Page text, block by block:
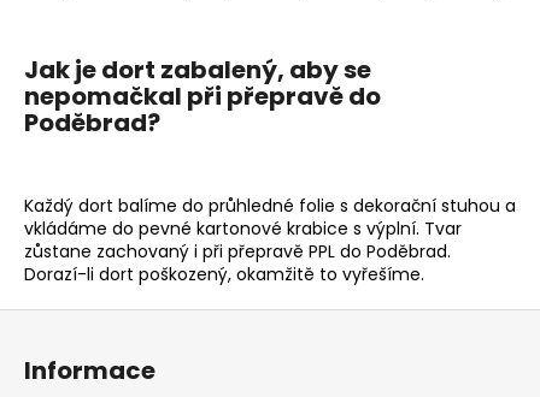
Jak je dort zabalený, aby se
nepomačkal při přepravě do
Poděbrad?
Každý dort balíme do průhledné folie s dekorační stuhou a
vkládáme do pevné kartonové krabice s výplní. Tvar
zůstane zachovaný i při přepravě PPL do Poděbrad.
Dorazí-li dort poškozený, okamžitě to vyřešíme.
Informace